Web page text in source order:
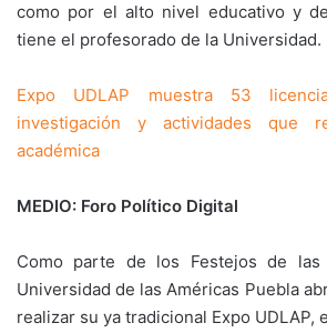
como por el alto nivel educativo y
tiene el profesorado de la Universidad.
Expo UDLAP muestra 53
investigación y actividades que
académica
MEDIO: Foro Político Digital
Como parte de los Festejos de las
Universidad de las Américas Puebla
realizar su ya tradicional Expo UDLAP,